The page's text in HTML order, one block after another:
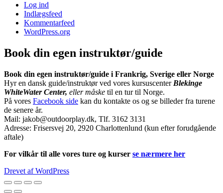
Log ind
Indlægsfeed
Kommentarfeed
WordPress.org
Book din egen instruktør/guide
Book din egen instruktør/guide i Frankrig, Sverige eller Norge
Hyr en dansk guide/instruktør ved vores kursuscenter Blekinge
WhiteWater Center, eller måske til en tur til Norge.
På vores Facebook side kan du kontakte os og se billeder fra turene
de senere år.
Mail: jakob@outdoorplay.dk, Tlf. 3162 3131
Adresse: Frisersvej 20, 2920 Charlottenlund (kun efter forudgående
aftale)
For vilkår til alle vores ture og kurser se nærmere her
Drevet af WordPress